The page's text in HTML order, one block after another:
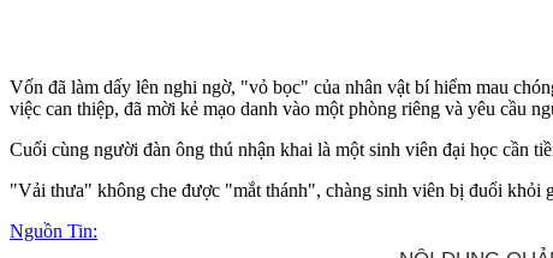
Vốn đã làm dấy lên nghi ngờ, "vỏ bọc" của nhân vật bí hiểm mau
việc can thiệp, đã mời kẻ mạo danh vào một phòng riêng và yêu cầu
Cuối cùng người đàn ông thú nhận khai là một sinh viên đại học cần
"Vải thưa" không che được "mắt thánh", chàng sinh viên bị đuổi khỏi
Nguồn Tin: